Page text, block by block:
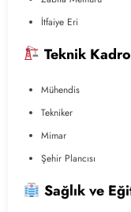
İtfaiye Eri
Teknik
Mühendis
Tekniker
Mimar
Şehir Plancısı
Sağlık ve